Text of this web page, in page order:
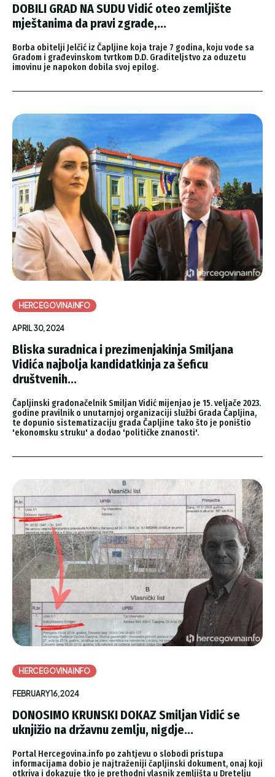
DOBILI GRAD NA SUDU Vidić oteo zemljište
mještanima da pravi zgrade,...
Borba obitelji Jelčić iz Čapljine koja traje 7 godina, koju vode sa
Gradom i građevinskom tvrtkom D.D. Graditeljstvo za oduzetu
imovinu je napokon dobila svoj epilog.
HERCEGOVINAINFO
APRIL 30, 2024
Bliska suradnica i prezimenjakinja Smiljana
Vidića najbolja kandidatkinja za šeficu
društvenih...
Čapljinski gradonačelnik Smiljan Vidić mijenjao je 15. veljače 2023.
godine pravilnik o unutarnjoj organizaciji službi Grada Čapljina,
te dopunio sistematizaciju grada Čapljine tako što je poništio
'ekonomsku struku' a dodao 'političke znanosti'.
HERCEGOVINAINFO
FEBRUARY 16, 2024
DONOSIMO KRUNSKI DOKAZ Smiljan Vidić se
uknjižio na državnu zemlju, nigdje...
Portal Hercegovina.info po zahtjevu o slobodi pristupa
informacijama dobio je najtraženiji čapljinski dokument, onaj koji
otkriva i dokazuje tko je prethodni vlasnik zemljišta u Dretelju